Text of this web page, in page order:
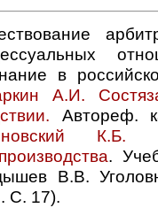
в
А.И.
Автореф.
К.Б.
.
В.В.
С. 17).